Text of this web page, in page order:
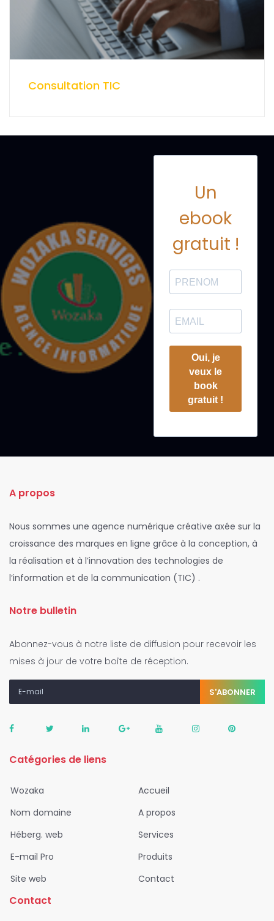
Consultation TIC
Un
ebook
gratuit !
Oui, je
veux le
book
gratuit !
A propos
Nous sommes une agence numérique créative axée sur la
croissance des marques en ligne grâce à la conception, à
la réalisation et à l’innovation des technologies de
l’information et de la communication (TIC) .
Notre bulletin
Abonnez-vous à notre liste de diffusion pour recevoir les
mises à jour de votre boîte de réception.
S'ABONNER
Catégories de liens
Wozaka
Accueil
Nom domaine
A propos
Héberg. web
Services
E-mail Pro
Produits
Site web
Contact
Contact